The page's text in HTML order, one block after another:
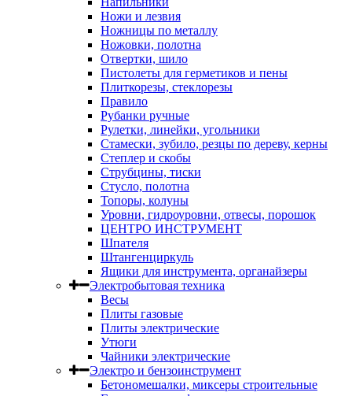
Ножи и лезвия
Ножницы по металлу
Ножовки, полотна
Отвертки, шило
Пистолеты для герметиков и пены
Плиткорезы, стеклорезы
Правило
Рубанки ручные
Рулетки, линейки, угольники
Стамески, зубило, резцы по дереву, керны
Степлер и скобы
Струбцины, тиски
Стусло, полотна
Топоры, колуны
Уровни, гидроуровни, отвесы, порошок
ЦЕНТРО ИНСТРУМЕНТ
Шпателя
Штангенциркуль
Ящики для инструмента, органайзеры
Электробытовая техника
Весы
Плиты газовые
Плиты электрические
Утюги
Чайники электрические
Электро и бензоинструмент
Бетономешалки, миксеры строительные